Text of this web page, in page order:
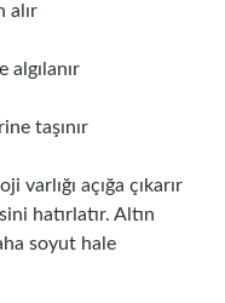
alır
algılanır
taşınır
varlığı açığa çıkarır
hatırlatır. Altın
soyut hale